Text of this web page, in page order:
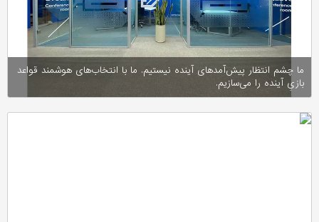
ما چشم انتظار پیش‌آمدهای آینده نیستیم. ما با انتخاب‌های هوشمند قواعد
بازیِ آینده را می‌سازیم.